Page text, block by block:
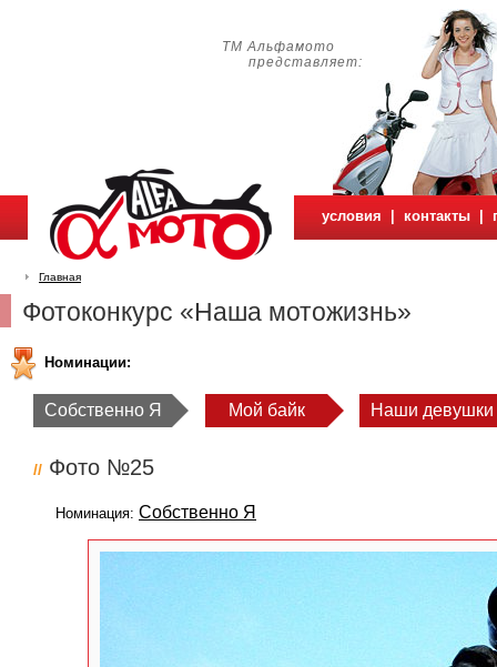
ТМ Альфамото
представляет:
условия контакты
Главная
Фотоконкурс «Наша мотожизнь»
Номинации:
Собственно Я Мой байк Наши девушки
// Фото №25
Номинация: Собственно Я